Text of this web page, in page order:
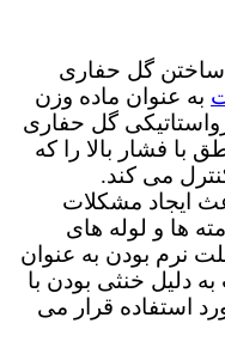
ساختن گل حفاری
به عنوان ماده وزن
گل حفاری
با فشار بالا را که
می کند.
ایجاد مشکلات
ها و لوله های
نرم بودن به عنوان
دلیل خنثی بودن با
استفاده قرار می